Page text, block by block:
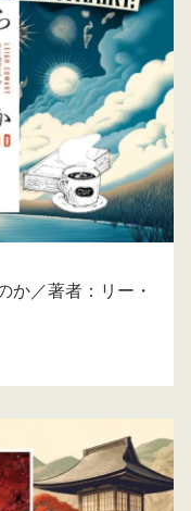
か／著者：リー・